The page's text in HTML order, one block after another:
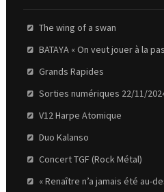
The wing of a swan
BATAYA « On veut jouer à la
Grands Rapides
Sorties numériques 22/11/
V12 Harpe Atomique
Duo Kalanso
Concert TGF (Rock Métal)
« Renaître n’a jamais été au-